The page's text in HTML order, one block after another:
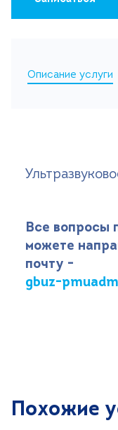
+7 (499) 490-03-
Описание услуги
Все вопросы
можете
почту -
gbuz-
Похожие